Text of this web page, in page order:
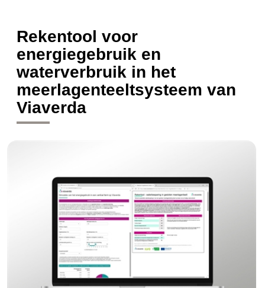
Rekentool voor
energiegebruik en
waterverbruik in het
meerlagenteeltsysteem van
Viaverda